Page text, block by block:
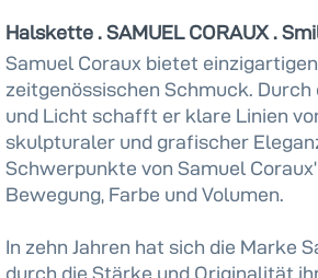
Halskette . SAMUEL CORAUX .
Samuel Coraux bietet
zeitgenössischen Schmuck. Durch
und Licht schafft er klare Linien
skulpturaler und grafischer
Schwerpunkte von Samuel
Bewegung, Farbe und Volumen.
In zehn Jahren hat sich die Marke
durch die Stärke und Originalität